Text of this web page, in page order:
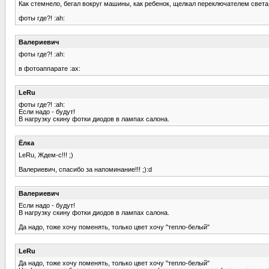
Как стемнело, бегал вокруг машины, как ребенок, щелкал переключателем света,
фоты где?! :ah:
Валериевич
фоты где?! :ah:
в фотоаппарате :ax:
LeRu
фоты где?! :ah:
Если надо - будут!
В нагрузку скину фотки диодов в лампах салона.
Ёлка
LeRu, Ждем-с!!! ;)
Валериевич, спасибо за напоминание!!! ;):d
Валериевич
Если надо - будут!
В нагрузку скину фотки диодов в лампах салона.
Да надо, тоже хочу поменять, только цвет хочу "тепло-белый"
LeRu
Да надо, тоже хочу поменять, только цвет хочу "тепло-белый"